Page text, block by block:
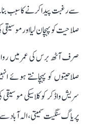
سے رغبت پیدا کرنے کا سبب
صلاحیت کو پہچان لیا اور موسیقی
صرف آٹھ برس کی عمر میں
صلاحیتوں کو پہچانتے ہوئے
پریاگ سنگیت سمیتی، الہ آباد